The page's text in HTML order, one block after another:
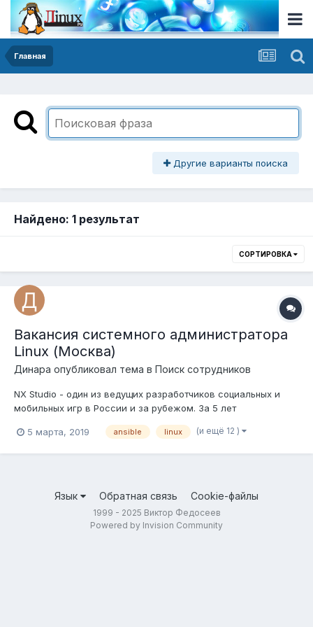
Главная
Другие варианты поиска
Найдено: 1 результат
СОРТИРОВКА
Вакансия системного администратора
Linux (Москва)
Динара опубликовал тема в Поиск сотрудников
NX Studio - один из ведущих разработчиков социальных и
мобильных игр в России и за рубежом. За 5 лет
проектов в различных социальных сетях (в том числе
5 марта, 2019 ansible linux (и ещё 12 )
Язык Обратная связь Cookie-файлы
1999 - 2025 Виктор Федосеев
Powered by Invision Community